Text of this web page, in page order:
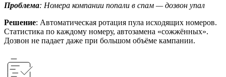
Проблема: Номера компании попали в спам — дозвон упал
Решение: Автоматическая ротация пула исходящих номеров.
Статистика по каждому номеру, автозамена «сожжённых».
Дозвон не падает даже при большом объёме кампании.